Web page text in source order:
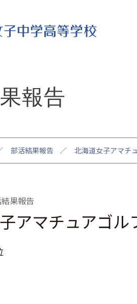
報告
部活結果報告 ／ 北海道女子アマチ
果報告
アマチュアゴル